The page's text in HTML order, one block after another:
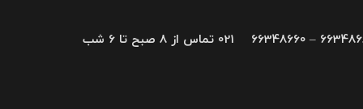
66348680 – 021 تماس از 8 صبح تا 6 شب